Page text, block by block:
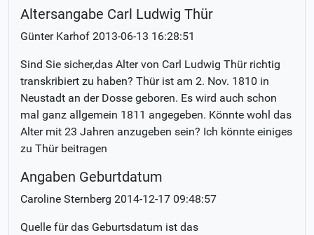
Altersangabe Carl Ludwig Thür
Günter Karhof 2013-06-13 16:28:51
Sind Sie sicher,das Alter von Carl Ludwig Thür richtig
transkribiert zu haben? Thür ist am 2. Nov. 1810 in
Neustadt an der Dosse geboren. Es wird auch schon
mal ganz allgemein 1811 angegeben. Könnte wohl das
Alter mit 23 Jahren anzugeben sein? Ich könnte einiges
zu Thür beitragen
Angaben Geburtdatum
Caroline Sternberg 2014-12-17 09:48:57
Quelle für das Geburtsdatum ist das